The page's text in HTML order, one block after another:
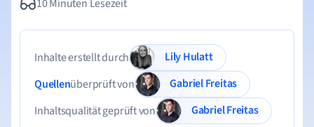
10 Minuten Lesezeit
Inhalte erstellt durch
Lily Hulatt
Quellenüberprüft von
Gabriel Freitas
Inhaltsqualität geprüft von
Gabriel Freitas